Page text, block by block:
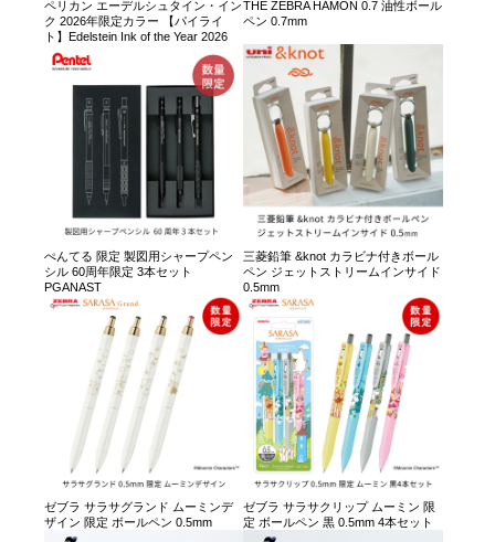
ペリカン エーデルシュタイン・イン
ク 2026年限定カラー 【パイライ
ト】Edelstein Ink of the Year 2026
THE ZEBRA HAMON 0.7 油性ボール
ペン 0.7mm
ぺんてる 限定 製図用シャープペン
シル 60周年限定 3本セット
PGANAST
三菱鉛筆 &knot カラビナ付きボール
ペン ジェットストリームインサイド
0.5mm
ゼブラ サラサグランド ムーミンデ
ザイン 限定 ボールペン 0.5mm
ゼブラ サラサクリップ ムーミン 限
定 ボールペン 黒 0.5mm 4本セット